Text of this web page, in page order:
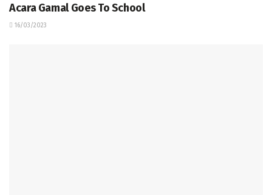
Acara Gamal Goes To School
16/03/2023